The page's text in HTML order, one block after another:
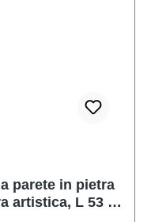
parete in pietra
artistica, L 53 x